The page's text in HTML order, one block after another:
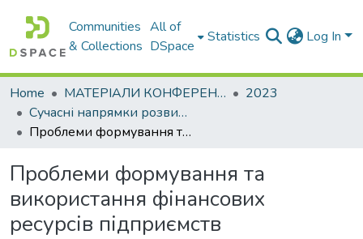
Communities
& Collections
All of
DSpace
Statistics Log In
Home МАТЕРІАЛИ КОНФЕРЕНЦІЙ
2023
Сучасні напрямки розвитку економіки і менеджменту підприємств України
Проблеми формування та використання фінансових ресурсів підприємств
Проблеми формування та
використання фінансових
ресурсів підприємств